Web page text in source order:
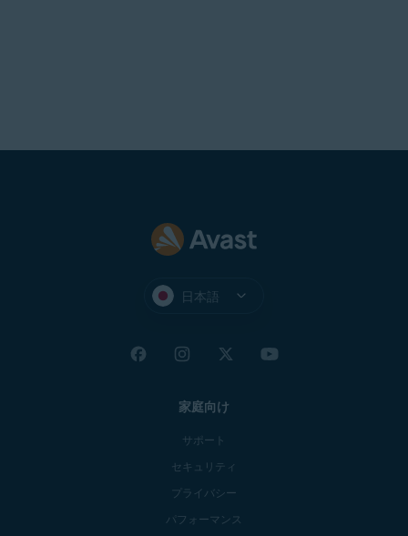
日本語
家庭向け
サポート
セキュリティ
プライバシー
パフォーマンス